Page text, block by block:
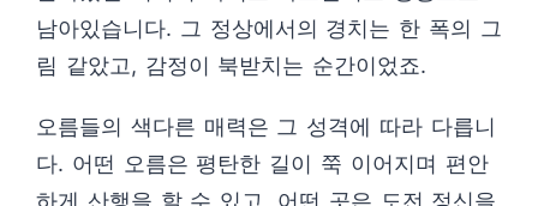
남아있습니다. 그 정상에서의 경치는 한 폭의 그
림 같았고, 감정이 북받치는 순간이었죠.
오름들의 색다른 매력은 그 성격에 따라 다릅니
다. 어떤 오름은 평탄한 길이 쭉 이어지며 편안
하게 산행을 할 수 있고, 어떤 곳은 도전 정신을